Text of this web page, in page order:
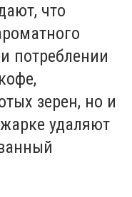
что
потреблении
зерен, но и
удаляют